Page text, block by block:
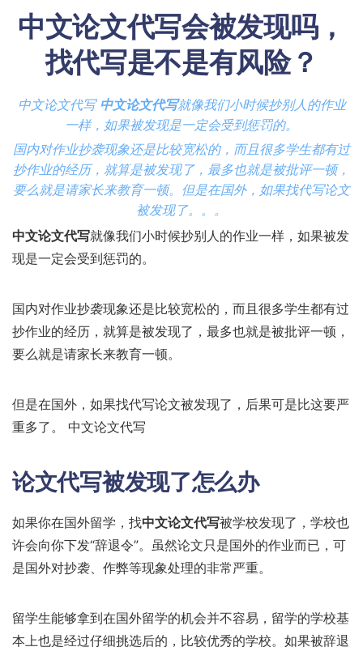
中文论文代写会被发现吗，
找代写是不是有风险？
中文论文代写 中文论文代写就像我们小时候抄别人的作业
一样，如果被发现是一定会受到惩罚的。
国内对作业抄袭现象还是比较宽松的，而且很多学生都有过
抄作业的经历，就算是被发现了，最多也就是被批评一顿，
要么就是请家长来教育一顿。但是在国外，如果找代写论文
被发现了。。。
中文论文代写就像我们小时候抄别人的作业一样，如果被发
现是一定会受到惩罚的。
国内对作业抄袭现象还是比较宽松的，而且很多学生都有过
抄作业的经历，就算是被发现了，最多也就是被批评一顿，
要么就是请家长来教育一顿。
但是在国外，如果找代写论文被发现了，后果可是比这要严
重多了。 中文论文代写
论文代写被发现了怎么办
如果你在国外留学，找中文论文代写被学校发现了，学校也
许会向你下发“辞退令”。虽然论文只是国外的作业而已，可
是国外对抄袭、作弊等现象处理的非常严重。
留学生能够拿到在国外留学的机会并不容易，留学的学校基
本上也是经过仔细挑选后的，比较优秀的学校。如果被辞退